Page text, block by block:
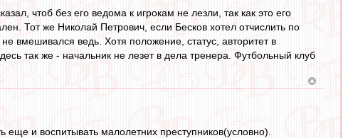
чтоб без его ведома к игрокам не лезли, так как это его
Тот же Николай Петрович, если Бесков хотел отчислить по
вмешивался ведь. Хотя положение, статус, авторитет в
так же - начальник не лезет в дела тренера. Футбольный клуб
и воспитывать малолетних преступников(условно).